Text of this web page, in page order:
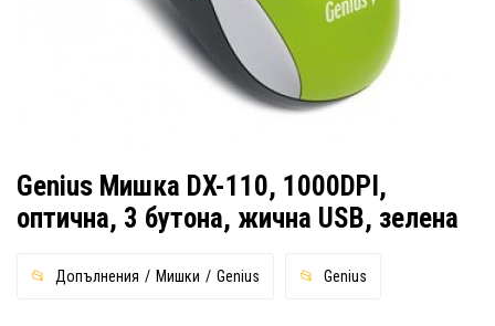
Genius Мишка DX-110, 1000DPI,
оптична, 3 бутона, жична USB, зелена
Допълнения Мишки Genius Genius